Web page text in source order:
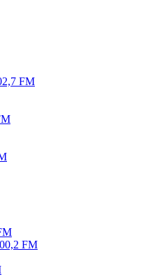
FM
FM